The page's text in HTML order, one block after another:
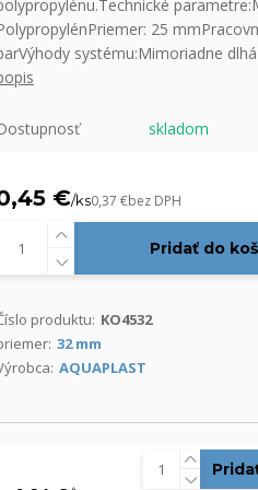
25
systému:Mimoriadne
skladom
€/ks0,37 €bez DPH
Pridať do
produktu: KO4532
32 mm
AQUAPLAST